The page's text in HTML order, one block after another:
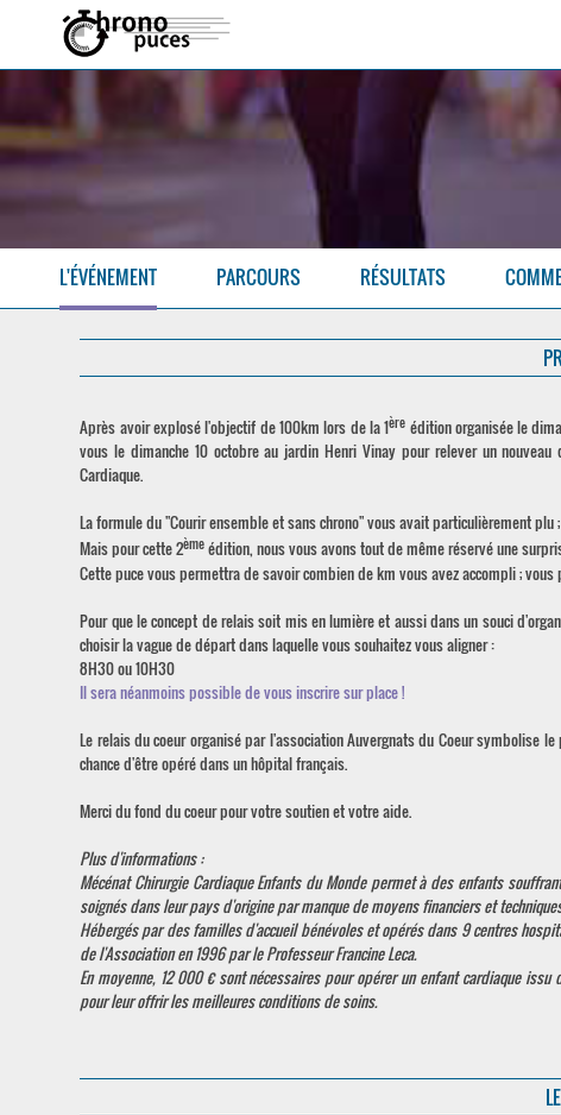
L'ÉVÉNEMENT PARCOURS RÉSULTATS
Après avoir explosé l'objectif de 100km lors de la 1ère édition organisée le
vous le dimanche 10 octobre au jardin Henri Vinay pour relever un
Cardiaque.
La formule du "Courir ensemble et sans chrono" vous avait particulièrement plu
Mais pour cette 2èmeédition, nous vous avons tout de même réservé une
Cette puce vous permettra de savoir combien de km vous avez accompli ;
Pour que le concept de relais soit mis en lumière et aussi dans un souci
choisir la vague de départ dans laquelle vous souhaitez vous aligner :
8H30 ou 10H30
Il sera néanmoins possible de vous inscrire sur place !
Le relais du coeur organisé par l'association Auvergnats du Coeur symbolise
chance d'être opéré dans un hôpital français.
Merci du fond du coeur pour votre soutien et votre aide.
Plus d'informations :
Mécénat Chirurgie Cardiaque Enfants du Monde permet à des enfants
soignés dans leur pays d'origine par manque de moyens financiers et
Hébergés par des familles d'accueil bénévoles et opérés dans 9 centres
de l'Association en 1996 par le Professeur Francine Leca.
En moyenne, 12 000 € sont nécessaires pour opérer un enfant cardiaque
pour leur offrir les meilleures conditions de soins.